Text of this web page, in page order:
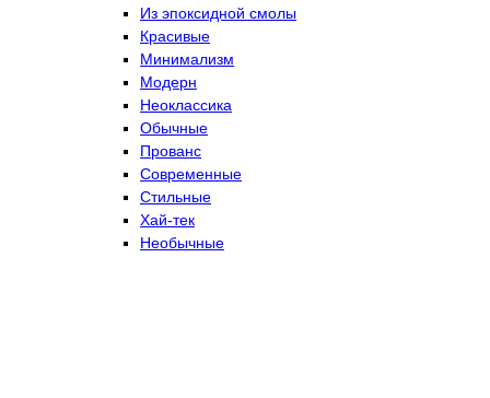
Из эпоксидной смолы
Красивые
Минимализм
Модерн
Неоклассика
Обычные
Прованс
Современные
Стильные
Хай-тек
Необычные